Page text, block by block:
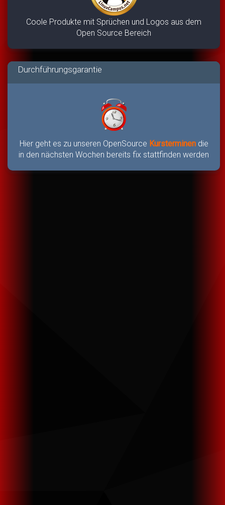
Coole Produkte mit Sprüchen und Logos aus dem
Open Source Bereich
Durchführungsgarantie
Hier geht es zu unseren OpenSource Kursterminen die
in den nächsten Wochen bereits fix stattfinden werden